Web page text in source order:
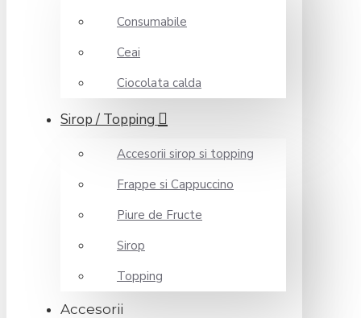
Consumabile
Ceai
Ciocolata calda
Sirop / Topping
Accesorii sirop si topping
Frappe si Cappuccino
Piure de Fructe
Sirop
Topping
Accesorii